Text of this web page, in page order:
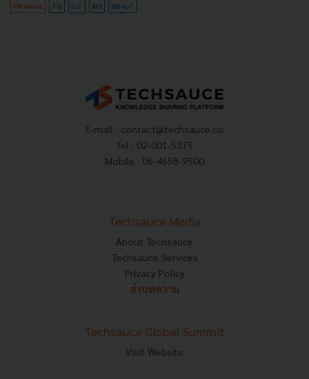
PR News TU IoT AIS NB-IoT
E-mail : contact@techsauce.co
Tel : 02-001-5375
Mobile : 06-4658-9500
Techsauce Media
About Techsauce
Techsauce Services
Privacy Policy
ส่งบทความ
Techsauce Global Summit
Visit Website